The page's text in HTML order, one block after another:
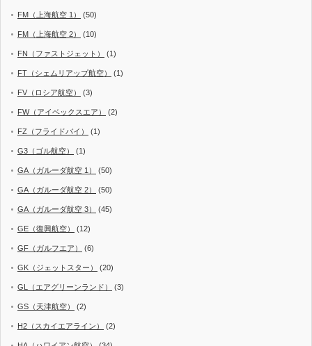
FM（上海航空 1） (50)
FM（上海航空 2） (10)
FN（ファストジェット） (1)
FT（シェムリアップ航空） (1)
FV（ロシア航空） (3)
FW（アイベックスエア） (2)
FZ（フライドバイ） (1)
G3（ゴル航空） (1)
GA（ガルーダ航空 1） (50)
GA（ガルーダ航空 2） (50)
GA（ガルーダ航空 3） (45)
GE（復興航空） (12)
GF（ガルフエア） (6)
GK（ジェットスター） (20)
GL（エアグリーンランド） (3)
GS（天津航空） (2)
H2（スカイエアライン） (2)